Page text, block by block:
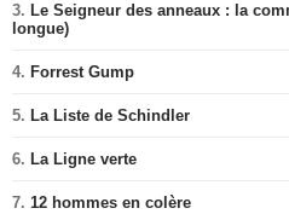
3. Le Seigneur des anneaux : la
longue)
4. Forrest Gump
5. La Liste de Schindler
6. La Ligne verte
7. 12 hommes en colère